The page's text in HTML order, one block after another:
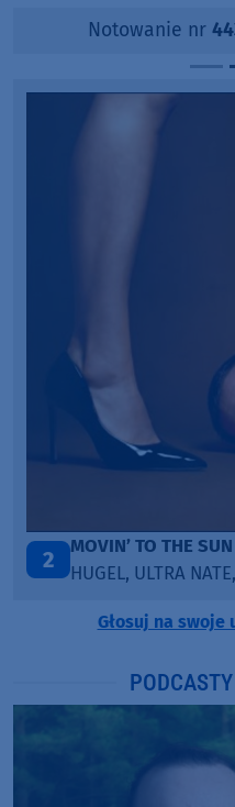
Notowanie nr
3
ITEPE ITEDE
SANAH
Głosuj na